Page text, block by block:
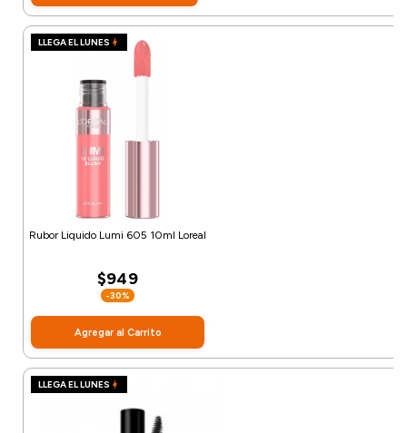
LLEGA EL LUNES
Rubor Liquido Lumi 605 10ml Loreal
$949
-30%
Agregar al Carrito
LLEGA EL LUNES